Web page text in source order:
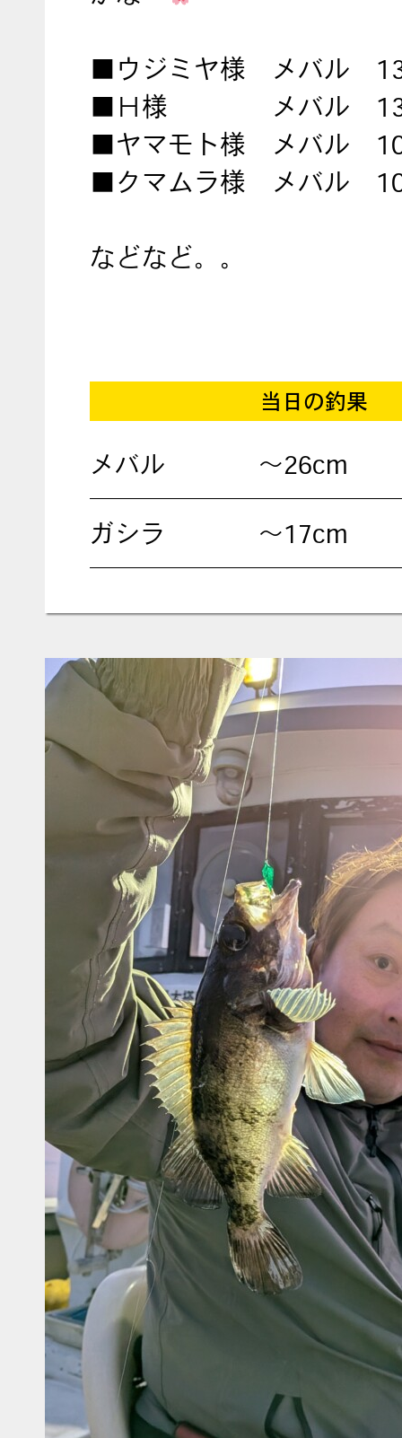
■ウジミヤ様 メバル
■Ｈ様 メバル 13
■ヤマモト様 メバル
■クマムラ様 メバル
などなど。。
当日の釣果
メバル 〜26cm
ガシラ 〜17cm